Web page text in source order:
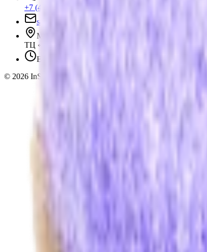
+7 (495) 135-35-99
sales@insafe.ru
Москва, Люблинская ул., 153.
ТЦ «Люблю Молл», -1 уровень
Ежедневно 10:00 — 19:00
© 2026 InSafe.ru — Товары и технологии для автобизнеса